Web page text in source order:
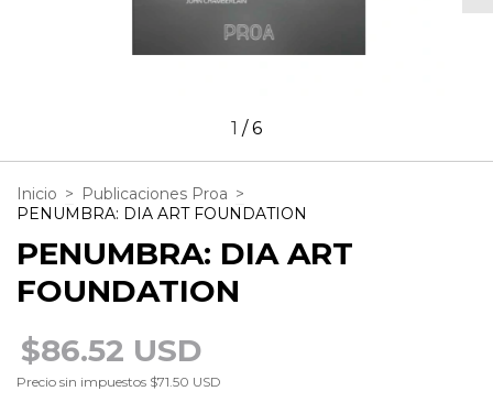
1 /6
Inicio > Publicaciones Proa >
PENUMBRA: DIA ART FOUNDATION
PENUMBRA: DIA ART
FOUNDATION
$86.52 USD
Precio sin impuestos $71.50 USD